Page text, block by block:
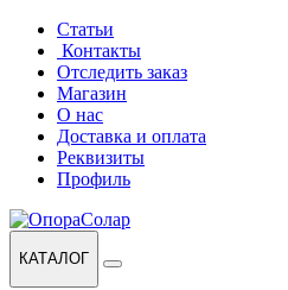
Перейти
навигации
Перейти
содержанию
Статьи
Контакты
Отследить заказ
Магазин
О нас
Доставка и оплата
Реквизиты
Профиль
КАТАЛОГ